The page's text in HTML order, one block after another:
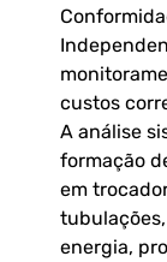
custos
A análise
formação
em
energia,